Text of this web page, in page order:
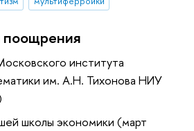
института
им. А.Н. Тихонова НИУ
школы экономики (март